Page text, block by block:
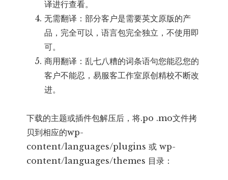
译进行查看。
无需翻译：部分客户是需要英文原版的产
品，完全可以，语言包完全独立，不使用即
可。
商用翻译：乱七八糟的词条语句您能忍您的
客户不能忍，易服客工作室原创精校不断改
进。
下载的主题或插件包解压后，将.po .mo文件拷
贝到相应的wp-
content/languages/plugins 或 wp-
content/languages/themes 目录：